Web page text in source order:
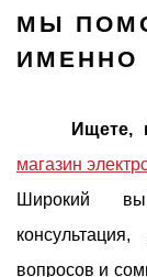
МЫ
ИМЕННО
Ищете,
магазин
Широкий
вопросов и